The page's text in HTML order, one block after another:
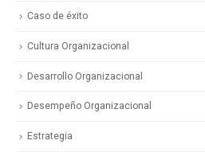
Caso de éxito
Cultura Organizacional
Desarrollo Organizacional
Desempeño Organizacional
Estrategia